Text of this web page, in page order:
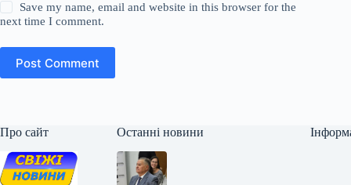
Save my name, email and website in this browser for the
next time I comment.
Post Comment
Про сайт Останні новини